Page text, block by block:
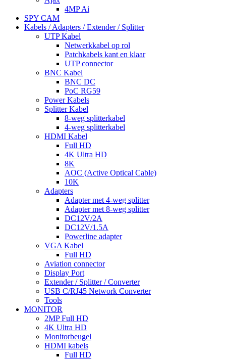
4MP Ai
SPY CAM
Kabels / Adapters / Extender / Splitter
UTP Kabel
Netwerkkabel op rol
Patchkabels kant en klaar
UTP connector
BNC Kabel
BNC DC
PoC RG59
Power Kabels
Splitter Kabel
8-weg splitterkabel
4-weg splitterkabel
HDMI Kabel
Full HD
4K Ultra HD
8K
AOC (Active Optical Cable)
10K
Adapters
Adapter met 4-weg splitter
Adapter met 8-weg splitter
DC12V/2A
DC12V/1.5A
Powerline adapter
VGA Kabel
Full HD
Aviation connector
Display Port
Extender / Splitter / Converter
USB C/RJ45 Network Converter
Tools
MONITOR
2MP Full HD
4K Ultra HD
Monitorbeugel
HDMI kabels
Full HD